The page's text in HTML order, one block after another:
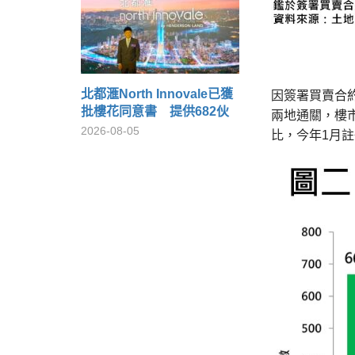
北都滙North Innovale已獲
批樓花同意書 提供682伙
2026-08-05
因簽署買賣合
兩地通關，樓
比，今年1月